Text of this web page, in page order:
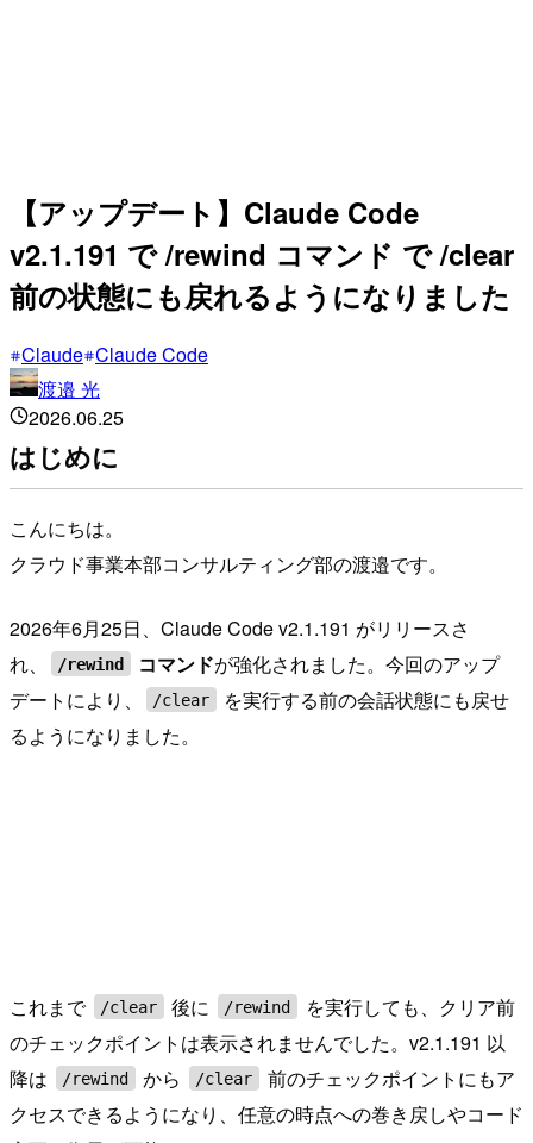
【アップデート】Claude Code
v2.1.191 で /rewind コマンド で /clear
前の状態にも戻れるようになりました
Claude Claude Code
渡邉 光
2026.06.25
はじめに
こんにちは。
クラウド事業本部コンサルティング部の渡邉です。
2026年6月25日、Claude Code v2.1.191 がリリースさ
れ、
/rewind コマンドが強化されました。今回のアップ
デートにより、
/clear
を実行する前の会話状態にも戻せ
るようになりました。
これまで /clear 後に /rewind
を実行しても、クリア前
のチェックポイントは表示されませんでした。v2.1.191 以
降は
/rewind から /clear
前のチェックポイントにもア
クセスできるようになり、任意の時点への巻き戻しやコード